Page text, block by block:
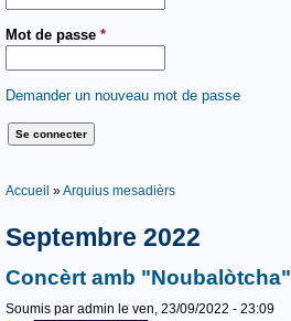
Mot de passe *
Demander un nouveau mot de passe
Vous êtes ici
Accueil »Arquius mesadièrs
Septembre 2022
Concèrt amb "Noubalòtcha"
Soumis par admin le ven, 23/09/2022 - 23:09